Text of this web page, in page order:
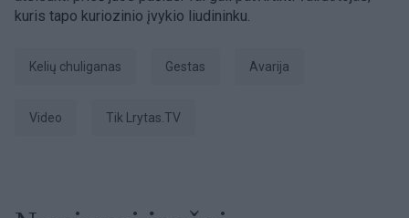
kuris tapo kuriozinio įvykio liudininku.
kelių chuliganas gestas avarija
Video tik Lrytas.TV